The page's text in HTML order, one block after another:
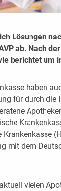
Lösungen
ab. Nach
berichtet um
haben
für durch die
mit dem
vielen